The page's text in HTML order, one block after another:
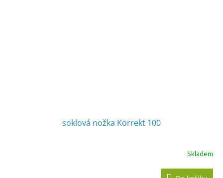
soklová nožka Korrekt 100
Skladem